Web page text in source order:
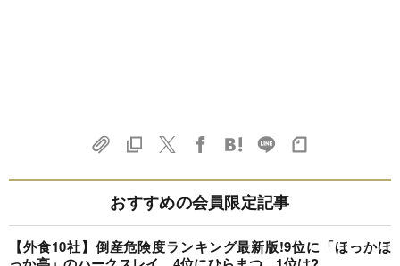
おすすめの会員限定記事
【外食10社】倒産危険度ランキング最新版!9位に「ほっかほ